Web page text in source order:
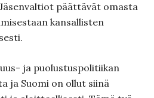
päättävät omasta
kansallisten
ja puolustuspolitiikan
ja Suomi on ollut siinä